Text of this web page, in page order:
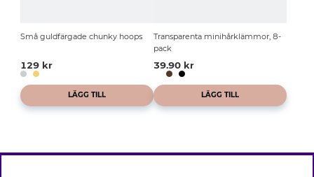
Små guldfärgade chunky hoops
129 kr
LÄGG TILL
Transparenta minihårklämmor, 8-
pack
39.90 kr
LÄGG TILL